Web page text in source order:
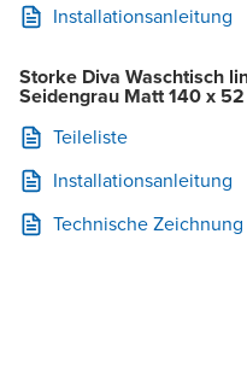
Installationsanleitung
Storke Diva Waschtisch
Seidengrau Matt 140 x
Teileliste
Installationsanleitung
Technische Zeichnung